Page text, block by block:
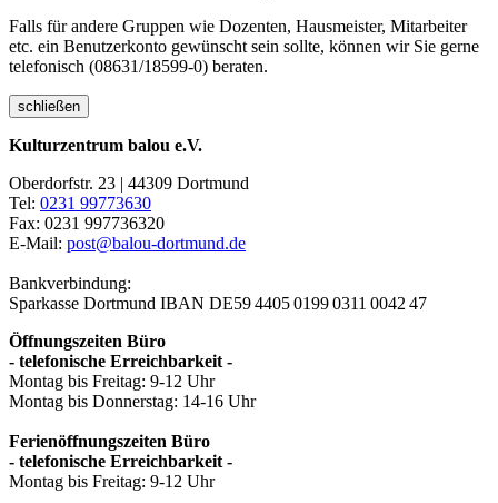
Falls für andere Gruppen wie Dozenten, Hausmeister, Mitarbeiter
etc. ein Benutzerkonto gewünscht sein sollte, können wir Sie gerne
telefonisch (08631/18599-0) beraten.
schließen
Kulturzentrum balou e.V.
Oberdorfstr. 23 | 44309 Dortmund
Tel: 0231 99773630
Fax: 0231 997736320
E-Mail: post@balou-dortmund.de
Bankverbindung:
Sparkasse Dortmund IBAN DE59 4405 0199 0311 0042 47
Öffnungszeiten Büro
- telefonische Erreichbarkeit -
Montag bis Freitag: 9-12 Uhr
Montag bis Donnerstag: 14-16 Uhr
Ferienöffnungszeiten Büro
- telefonische Erreichbarkeit -
Montag bis Freitag: 9-12 Uhr